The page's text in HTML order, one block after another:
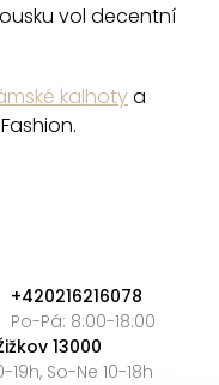
vol decentní
kalhotya
+420216216078
Po-Pá: 8:00-18:00
13000
So-Ne 10-18h